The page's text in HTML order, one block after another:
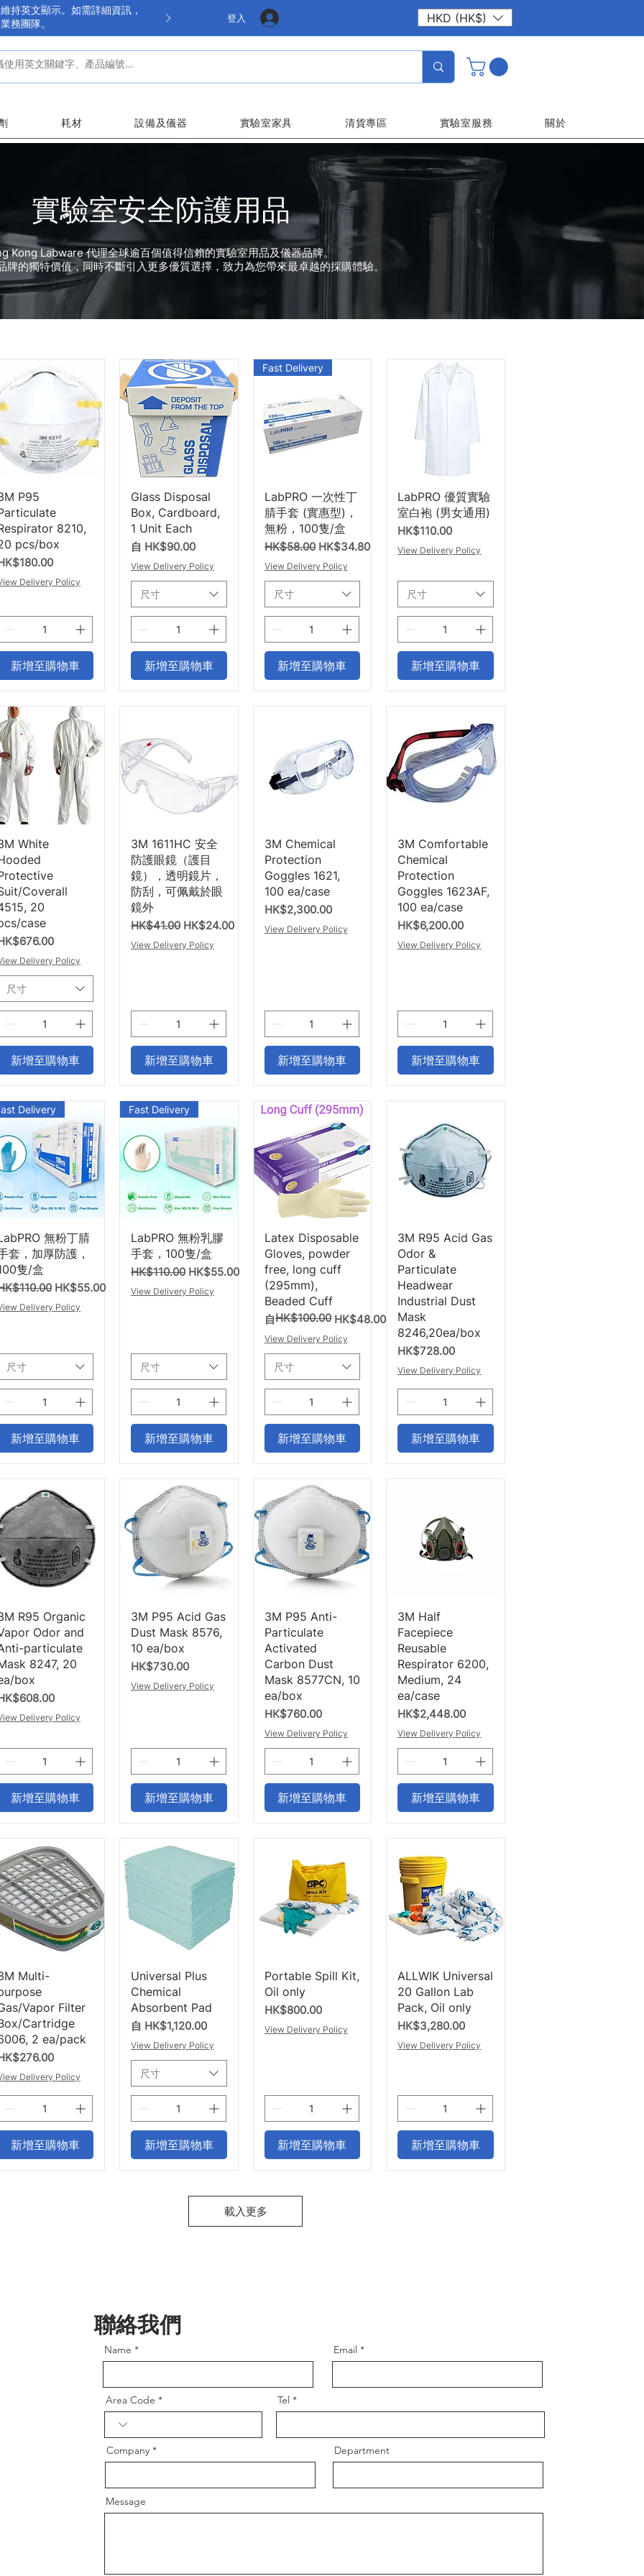
持英文顯示。如需詳細資訊，
務團隊。
登入 HKD (HK$)
耗材 設備及儀器 實驗室家具 清貨專區 實驗室服務 關於
實驗室安全防護用品
Kong Labware 代理全球逾百個值得信賴的實驗室用品及儀器品牌。
牌的獨特價值，同時不斷引入更多優質選擇，致力為您帶來最卓越的採購體驗。
快速瀏覽
P95
8210,
pcs/box
格
Delivery Policy
新增至購物車
快速瀏覽
Glass Disposal
Box, Cardboard,
1 Unit Each
自 HK$90.00
促銷價格
View Delivery Policy
尺寸
新增至購物車
快速瀏覽
Fast Delivery
LabPRO 一次性丁
腈手套 (實惠型)，
無粉，100隻/盒
一般價格
HK$58.00 促銷價格
HK$34.80
View Delivery Policy
尺寸
新增至購物車
快速瀏覽
LabPRO 優質實驗
室白袍 (男女通用)
價格
HK$110.00
View Delivery Policy
尺寸
新增至購物車
快速瀏覽
White
Coverall
20
case
格
Delivery Policy
尺寸
新增至購物車
快速瀏覽
3M 1611HC 安全
防護眼鏡（護目
鏡），透明鏡片，
防刮，可佩戴於眼
鏡外
一般價格
HK$41.00 促銷價格
HK$24.00
View Delivery Policy
新增至購物車
快速瀏覽
3M Chemical
Protection
Goggles 1621,
100 ea/case
價格
HK$2,300.00
View Delivery Policy
新增至購物車
快速瀏覽
3M Comfortable
Chemical
Protection
Goggles 1623AF,
100 ea/case
價格
HK$6,200.00
View Delivery Policy
新增至購物車
快速瀏覽
Delivery
無粉丁腈
套，加厚防護，
隻/盒
般價格 促銷價格
HK$55.00
Delivery Policy
尺寸
新增至購物車
快速瀏覽
Fast Delivery
LabPRO 無粉乳膠
手套，100隻/盒
一般價格
HK$110.00 促銷價格
HK$55.00
View Delivery Policy
尺寸
新增至購物車
快速瀏覽
Latex Disposable
Gloves, powder
free, long cuff
(295mm),
Beaded Cuff
自
一般價格
HK$100.00 HK$48.00
促銷價格
View Delivery Policy
尺寸
新增至購物車
快速瀏覽
3M R95 Acid Gas
Odor &
Particulate
Headwear
Industrial Dust
Mask
8246,20ea/box
價格
HK$728.00
View Delivery Policy
新增至購物車
快速瀏覽
R95 Organic
Odor and
particulate
8247, 20
box
格
Delivery Policy
新增至購物車
快速瀏覽
3M P95 Acid Gas
Dust Mask 8576,
10 ea/box
價格
HK$730.00
View Delivery Policy
新增至購物車
快速瀏覽
3M P95 Anti-
Particulate
Activated
Carbon Dust
Mask 8577CN, 10
ea/box
價格
HK$760.00
View Delivery Policy
新增至購物車
快速瀏覽
3M Half
Facepiece
Reusable
Respirator 6200,
Medium, 24
ea/case
價格
HK$2,448.00
View Delivery Policy
新增至購物車
快速瀏覽
Multi-
Vapor Filter
Cartridge
2 ea/pack
格
Delivery Policy
新增至購物車
快速瀏覽
Universal Plus
Chemical
Absorbent Pad
自 HK$1,120.00
促銷價格
View Delivery Policy
尺寸
新增至購物車
快速瀏覽
Portable Spill Kit,
Oil only
價格
HK$800.00
View Delivery Policy
新增至購物車
快速瀏覽
ALLWIK Universal
20 Gallon Lab
Pack, Oil only
價格
HK$3,280.00
View Delivery Policy
新增至購物車
載入更多
聯絡我們
Name Email
Area Code Tel
Company Department
Message